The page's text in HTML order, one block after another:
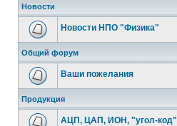
Новости
Новости НПО "Физика"
Общий форум
Ваши пожелания
Продукция
АЦП, ЦАП, ИОН, "угол-код"